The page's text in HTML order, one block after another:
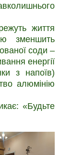
життя
зменшить
соди –
енергії
з напоїв)
алюмінію
«Будьте